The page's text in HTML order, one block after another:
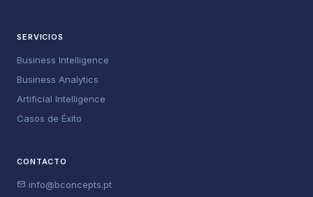
SERVICIOS
Business Intelligence
Business Analytics
Artificial Intelligence
Casos de Éxito
CONTACTO
info@bconcepts.pt